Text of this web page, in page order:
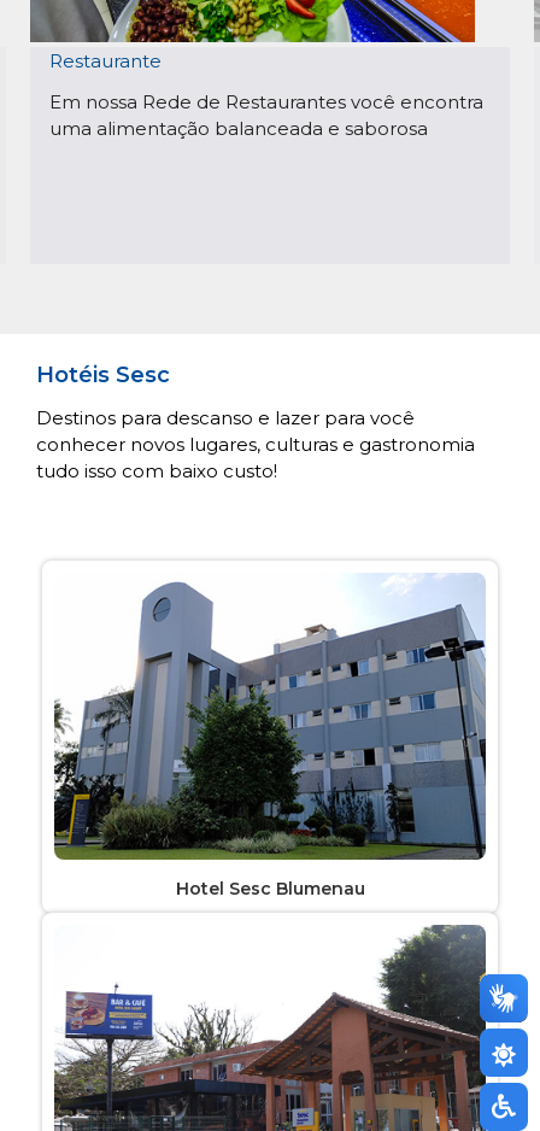
Restaurante
Em nossa Rede de Restaurantes você encontra
uma alimentação balanceada e saborosa
Hotéis Sesc
Destinos para descanso e lazer para você
conhecer novos lugares, culturas e gastronomia
tudo isso com baixo custo!
Hotel Sesc Blumenau